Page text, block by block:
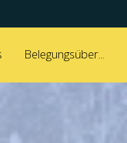
Belegungsüber...